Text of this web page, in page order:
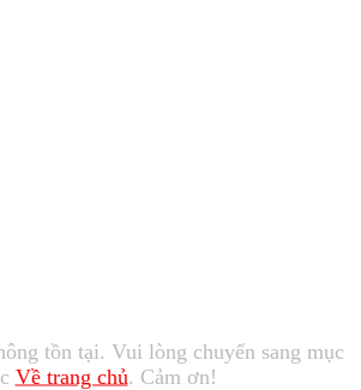
tồn tại. Vui lòng chuyển sang mục
Về trang chủ. Cảm ơn!